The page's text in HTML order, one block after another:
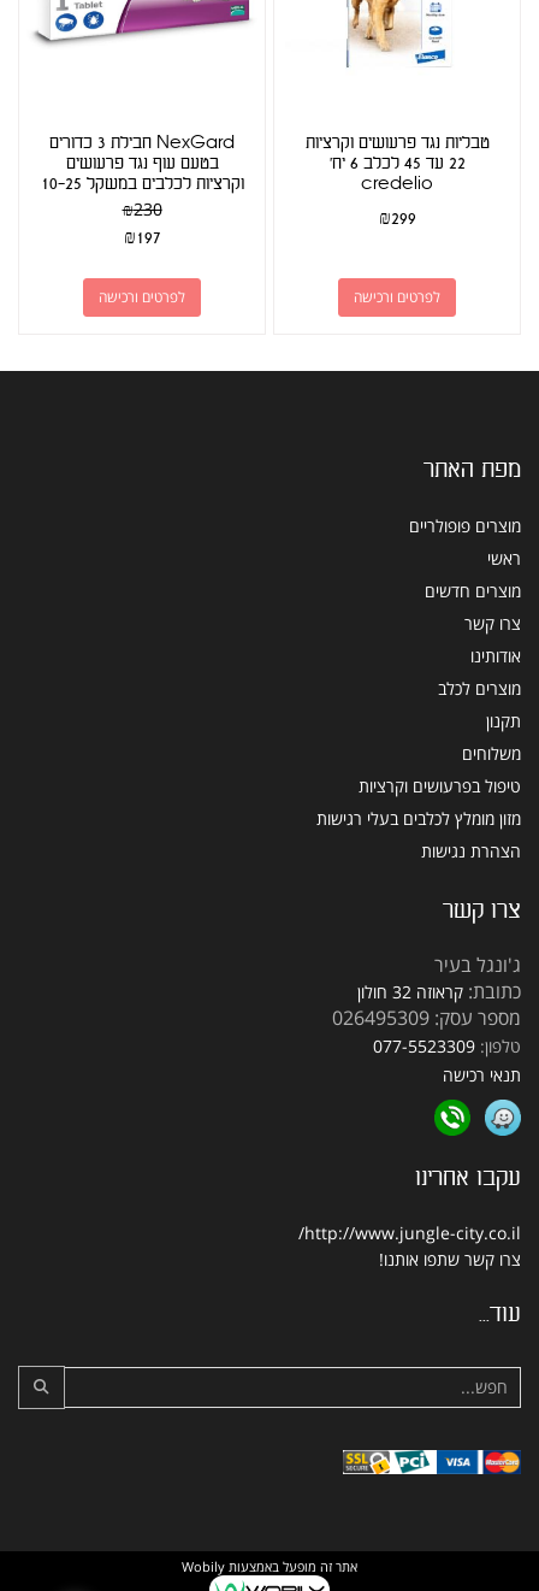
טבליות נגד פרעושים וקרציות
22 עד 45 לכלב 6 יח'
credelio
₪299
לפרטים ורכישה
NexGard חבילת 3 כדורים
בטעם עוף נגד פרעושים
וקרציות לכלבים במשקל 10-25
ק"ג₪230
₪197
לפרטים ורכישה
מפת האתר
מוצרים פופולריים
ראשי
מוצרים חדשים
צרו קשר
אודותינו
מוצרים לכלב
תקנון
משלוחים
טיפול בפרעושים וקרציות
מזון מומלץ לכלבים בעלי רגישות
הצהרת נגישות
צרו קשר
ג'ונגל בעיר
כתובת: קראוזה 32 חולון
מספר עסק: 026495309
טלפון: 077-5523309
תנאי רכישה
עקבו אחרינו
http://www.jungle-city.co.il/
צרו קשר שתפו אותנו!
עוד...
אתר זה מופעל באמצעות Wobily